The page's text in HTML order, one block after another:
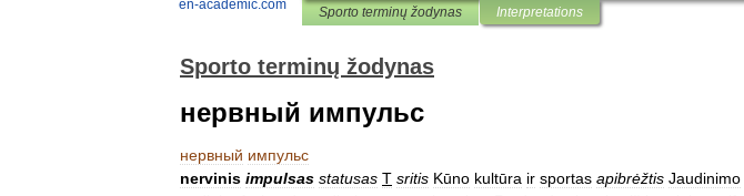
en-academic.com Sporto terminų žodynas Interpretations
Sporto terminų žodynas
нервный импульс
нервный импульс
nervinis impulsas statusas T sritis Kūno kultūra ir sportas apibrėžtis Jaudinimo